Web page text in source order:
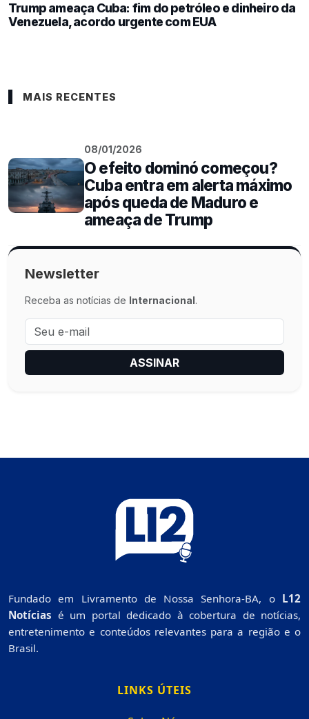
Trump ameaça Cuba: fim do petróleo e dinheiro da
Venezuela, acordo urgente com EUA
MAIS RECENTES
08/01/2026
O efeito dominó começou?
Cuba entra em alerta máximo
após queda de Maduro e
ameaça de Trump
Newsletter
Receba as notícias de Internacional.
ASSINAR
Fundado em Livramento de Nossa Senhora-BA, o L12
Notícias é um portal dedicado à cobertura de notícias,
entretenimento e conteúdos relevantes para a região e o
Brasil.
LINKS ÚTEIS